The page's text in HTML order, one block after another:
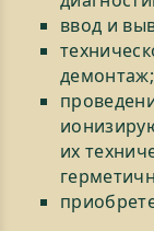
ввод и
демонтаж;
их